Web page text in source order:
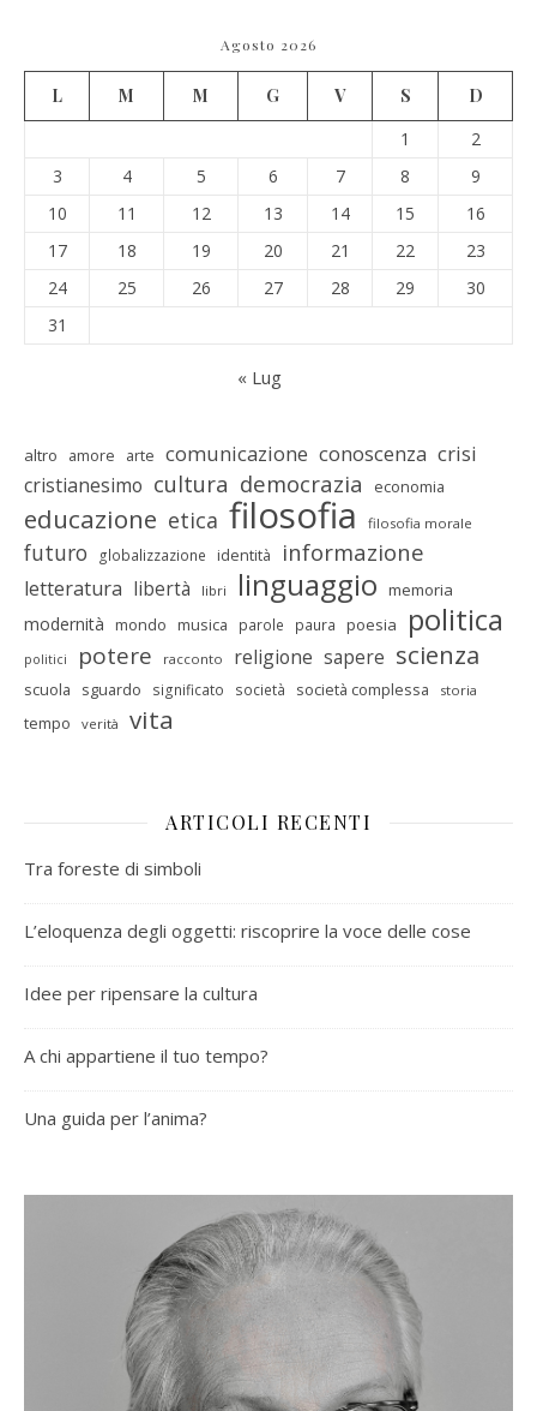
Agosto 2026
L M M G V S
D
1
2
3
4 5 6 7 8
9
10
11 12 13 14 15
16
17
18 19 20 21 22
23
24
25 26 27 28 29
30
31
« Lug
altro amore arte comunicazione conoscenza crisi
cristianesimo cultura democrazia economia
educazione etica filosofia filosofia morale
futuro globalizzazione identità informazione
letteratura libertà libri linguaggio memoria
modernità mondo musica parole paura poesia politica
politici potere racconto religione sapere scienza
scuola sguardo significato società società complessa storia
tempo verità vita
ARTICOLI RECENTI
Tra foreste di simboli
L’eloquenza degli oggetti: riscoprire la voce delle cose
Idee per ripensare la cultura
A chi appartiene il tuo tempo?
Una guida per l’anima?